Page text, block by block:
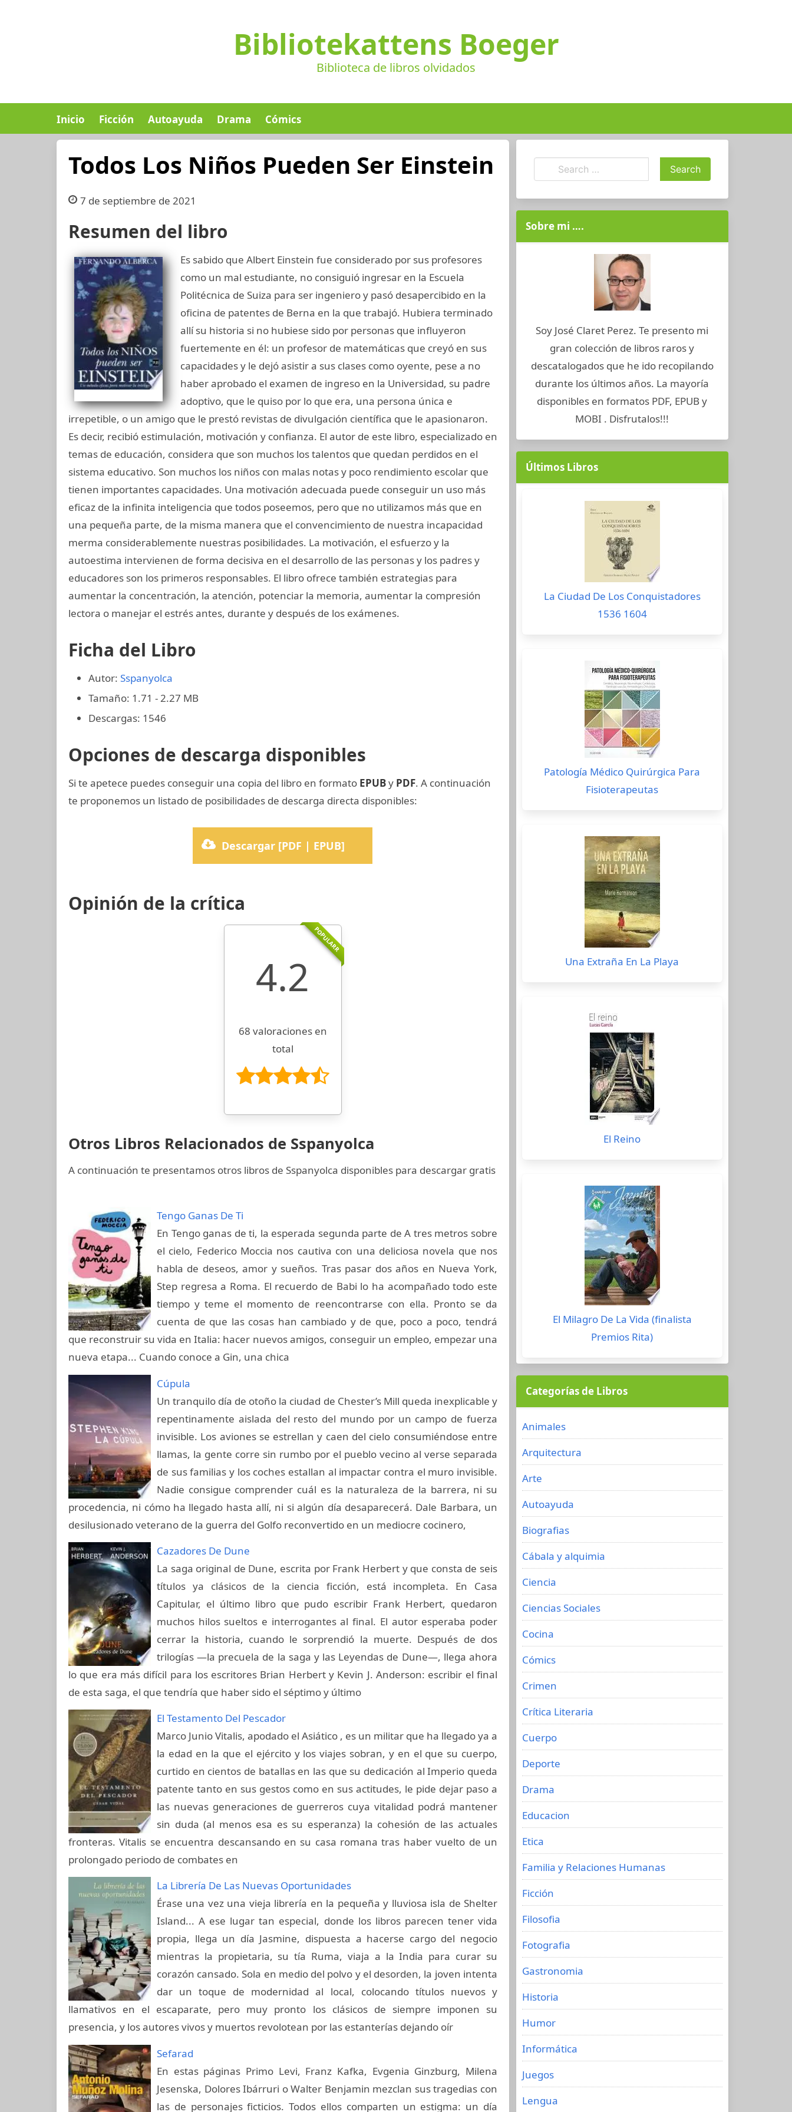
Bibliotekattens Boeger
Biblioteca de libros olvidados
Inicio Ficción Autoayuda Drama Cómics
Todos Los Niños Pueden Ser Einstein
7 de septiembre de 2021
Resumen del libro
Es sabido que Albert Einstein fue considerado por sus profesores
como un mal estudiante, no consiguió ingresar en la Escuela
Politécnica de Suiza para ser ingeniero y pasó desapercibido en la
oficina de patentes de Berna en la que trabajó. Hubiera terminado
allí su historia si no hubiese sido por personas que influyeron
fuertemente en él: un profesor de matemáticas que creyó en sus
capacidades y le dejó asistir a sus clases como oyente, pese a no
haber aprobado el examen de ingreso en la Universidad, su padre
adoptivo, que le quiso por lo que era, una persona única e
irrepetible, o un amigo que le prestó revistas de divulgación científica que le apasionaron.
Es decir, recibió estimulación, motivación y confianza. El autor de este libro, especializado en
temas de educación, considera que son muchos los talentos que quedan perdidos en el
sistema educativo. Son muchos los niños con malas notas y poco rendimiento escolar que
tienen importantes capacidades. Una motivación adecuada puede conseguir un uso más
eficaz de la infinita inteligencia que todos poseemos, pero que no utilizamos más que en
una pequeña parte, de la misma manera que el convencimiento de nuestra incapacidad
merma considerablemente nuestras posibilidades. La motivación, el esfuerzo y la
autoestima intervienen de forma decisiva en el desarrollo de las personas y los padres y
educadores son los primeros responsables. El libro ofrece también estrategias para
aumentar la concentración, la atención, potenciar la memoria, aumentar la compresión
lectora o manejar el estrés antes, durante y después de los exámenes.
Ficha del Libro
Autor: Sspanyolca
Tamaño: 1.71 - 2.27 MB
Descargas: 1546
Opciones de descarga disponibles
Si te apetece puedes conseguir una copia del libro en formato EPUBy PDF. A continuación
te proponemos un listado de posibilidades de descarga directa disponibles:
Descargar [PDF | EPUB]
Opinión de la crítica
POPULARR
4.2
68 valoraciones en
total
Otros Libros Relacionados de Sspanyolca
A continuación te presentamos otros libros de Sspanyolca disponibles para descargar gratis
Tengo Ganas De Ti
En Tengo ganas de ti, la esperada segunda parte de A tres metros sobre
el cielo, Federico Moccia nos cautiva con una deliciosa novela que nos
habla de deseos, amor y sueños. Tras pasar dos años en Nueva York,
Step regresa a Roma. El recuerdo de Babi lo ha acompañado todo este
tiempo y teme el momento de reencontrarse con ella. Pronto se da
cuenta de que las cosas han cambiado y de que, poco a poco, tendrá
que reconstruir su vida en Italia: hacer nuevos amigos, conseguir un empleo, empezar una
nueva etapa... Cuando conoce a Gin, una chica
Cúpula
Un tranquilo día de otoño la ciudad de Chester’s Mill queda inexplicable y
repentinamente aislada del resto del mundo por un campo de fuerza
invisible. Los aviones se estrellan y caen del cielo consumiéndose entre
llamas, la gente corre sin rumbo por el pueblo vecino al verse separada
de sus familias y los coches estallan al impactar contra el muro invisible.
Nadie consigue comprender cuál es la naturaleza de la barrera, ni su
procedencia, ni cómo ha llegado hasta allí, ni si algún día desaparecerá. Dale Barbara, un
desilusionado veterano de la guerra del Golfo reconvertido en un mediocre cocinero,
Cazadores De Dune
La saga original de Dune, escrita por Frank Herbert y que consta de seis
títulos ya clásicos de la ciencia ficción, está incompleta. En Casa
Capitular, el último libro que pudo escribir Frank Herbert, quedaron
muchos hilos sueltos e interrogantes al final. El autor esperaba poder
cerrar la historia, cuando le sorprendió la muerte. Después de dos
trilogías —la precuela de la saga y las Leyendas de Dune—, llega ahora
lo que era más difícil para los escritores Brian Herbert y Kevin J. Anderson: escribir el final
de esta saga, el que tendría que haber sido el séptimo y último
El Testamento Del Pescador
Marco Junio Vitalis, apodado el Asiático , es un militar que ha llegado ya a
la edad en la que el ejército y los viajes sobran, y en el que su cuerpo,
curtido en cientos de batallas en las que su dedicación al Imperio queda
patente tanto en sus gestos como en sus actitudes, le pide dejar paso a
las nuevas generaciones de guerreros cuya vitalidad podrá mantener
sin duda (al menos esa es su esperanza) la cohesión de las actuales
fronteras. Vitalis se encuentra descansando en su casa romana tras haber vuelto de un
prolongado periodo de combates en
La Librería De Las Nuevas Oportunidades
Érase una vez una vieja librería en la pequeña y lluviosa isla de Shelter
Island... A ese lugar tan especial, donde los libros parecen tener vida
propia, llega un día Jasmine, dispuesta a hacerse cargo del negocio
mientras la propietaria, su tía Ruma, viaja a la India para curar su
corazón cansado. Sola en medio del polvo y el desorden, la joven intenta
dar un toque de modernidad al local, colocando títulos nuevos y
llamativos en el escaparate, pero muy pronto los clásicos de siempre imponen su
presencia, y los autores vivos y muertos revolotean por las estanterías dejando oír
Sefarad
En estas páginas Primo Levi, Franz Kafka, Evgenia Ginzburg, Milena
Jesenska, Dolores Ibárruri o Walter Benjamin mezclan sus tragedias con
las de personajes ficticios. Todos ellos comparten un estigma: un día
Sobre mi ….
Soy José Claret Perez. Te presento mi
gran colección de libros raros y
descatalogados que he ido recopilando
durante los últimos años. La mayoría
disponibles en formatos PDF, EPUB y
MOBI . Disfrutalos!!!
Últimos Libros
La Ciudad De Los Conquistadores
1536 1604
Patología Médico Quirúrgica Para
Fisioterapeutas
Una Extraña En La Playa
El Reino
El Milagro De La Vida (finalista
Premios Rita)
Categorías de Libros
Animales
Arquitectura
Arte
Autoayuda
Biografias
Cábala y alquimia
Ciencia
Ciencias Sociales
Cocina
Cómics
Crimen
Crítica Literaria
Cuerpo
Deporte
Drama
Educacion
Etica
Familia y Relaciones Humanas
Ficción
Filosofia
Fotografia
Gastronomia
Historia
Humor
Informática
Juegos
Lengua